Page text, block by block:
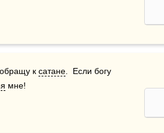
к сатане .  Если богу
мне!